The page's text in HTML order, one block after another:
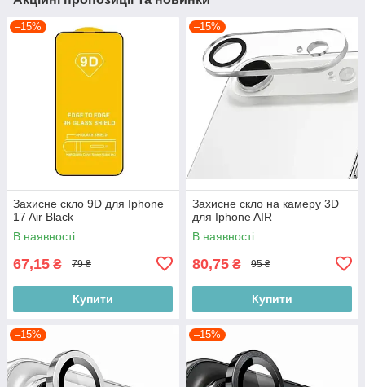
–15%
Захисне скло 9D для Iphone
17 Air Black
В наявності
67,15 ₴ 79 ₴
Купити
–15%
Захисне скло на камеру 3D
для Iphone AIR
В наявності
80,75 ₴ 95 ₴
Купити
–15% –15%